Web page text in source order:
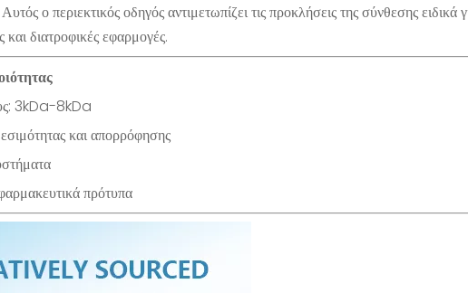
ο περιεκτικός οδηγός αντιμετωπίζει τις προκλήσεις της σύνθεσης
και διατροφικές εφαρμογές.
3kDa-8kDa
και απορρόφησης
πρότυπα